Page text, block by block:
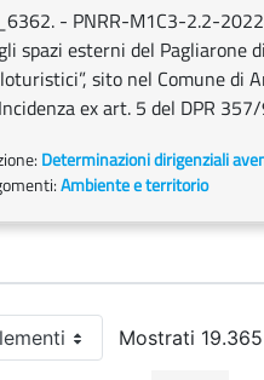
- PNRR-M1C3-2.2-
spazi esterni del Pagliarone
sito nel Comune di
ex art. 5 del DPR
Determinazioni dirigenziali
Ambiente e territorio
Per paginaMostrati